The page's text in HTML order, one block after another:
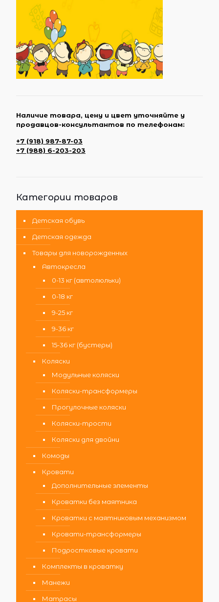
Наличие товара, цену и цвет уточняйте у
продавцов-консультантов по телефонам:
+7 (918) 987-87-03
+7 (988) 6-203-203
Категории товаров
Детская обувь
Детская одежда
Товары для новорожденных
Автокресла
0-13 кг (автолюльки)
0-18 кг
9-25 кг
9-36 кг
15-36 кг (бустеры)
Коляски
Модульные коляски
Коляски-трансформеры
Прогулочные коляски
Коляски-трости
Коляски для двойни
Комоды
Кровати
Дополнительные элементы
Кроватки без маятника
Кроватки с маятниковым механизмом
Кровати-трансформеры
Подростковые кровати
Комплекты в кроватку
Манежи
Матрасы